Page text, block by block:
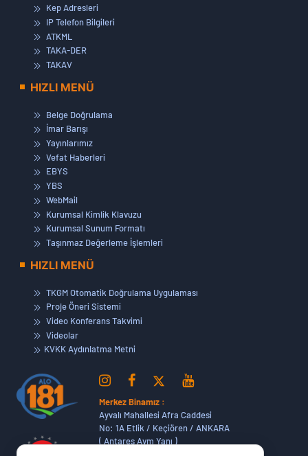
Kep Adresleri
IP Telefon Bilgileri
ATKML
TAKA-DER
TAKAV
HIZLI MENÜ
Belge Doğrulama
İmar Barışı
Yayınlarımız
Vefat Haberleri
EBYS
YBS
WebMail
Kurumsal Kimlik Klavuzu
Kurumsal Sunum Formatı
Taşınmaz Değerleme İşlemleri
HIZLI MENÜ
TKGM Otomatik Doğrulama Uygulaması
Proje Öneri Sistemi
Video Konferans Takvimi
Videolar
KVKK Aydınlatma Metni
Merkez Binamız :
Ayvalı Mahallesi Afra Caddesi
No: 1A Etlik / Keçiören / ANKARA
( Antares Avm Yanı )